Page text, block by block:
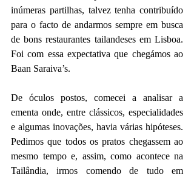
inúmeras partilhas, talvez tenha contribuído
para o facto de andarmos sempre em busca
de bons restaurantes tailandeses em Lisboa.
Foi com essa expectativa que chegámos ao
Baan Saraiva’s.
De óculos postos, comecei a analisar a
ementa onde, entre clássicos, especialidades
e algumas inovações, havia várias hipóteses.
Pedimos que todos os pratos chegassem ao
mesmo tempo e, assim, como acontece na
Tailândia, irmos comendo de tudo em